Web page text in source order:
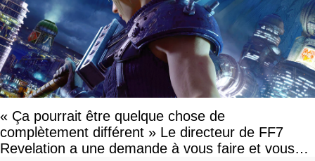
« Ça pourrait être quelque chose de
complètement différent » Le directeur de FF7
Revelation a une demande à vous faire et vous